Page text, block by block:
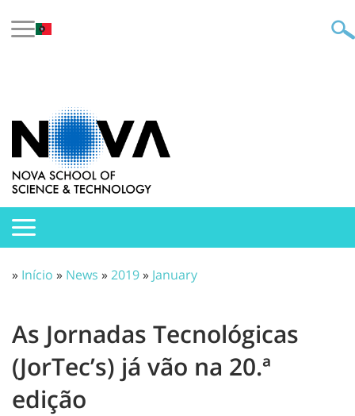
» Início » News »2019» January
As Jornadas Tecnológicas
(JorTec’s) já vão na 20.ª
edição